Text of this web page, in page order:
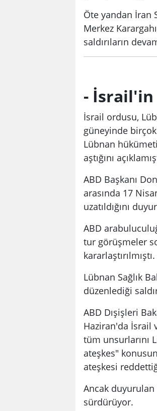
Öte yandan İran
Merkez
saldırıların
- İsrail'in
İsrail ordusu,
güneyinde
Lübnan
aştığını
ABD Başkanı
arasında 17
uzatıldığını
ABD
tur görüşmeler
kararlaştırılmıştı.
Lübnan Sağlık
düzenlediği
ABD Dışişleri
Haziran'da İsrail
tüm unsurlarını
ateşkes"
ateşkesi
Ancak duyurulan
sürdürüyor.